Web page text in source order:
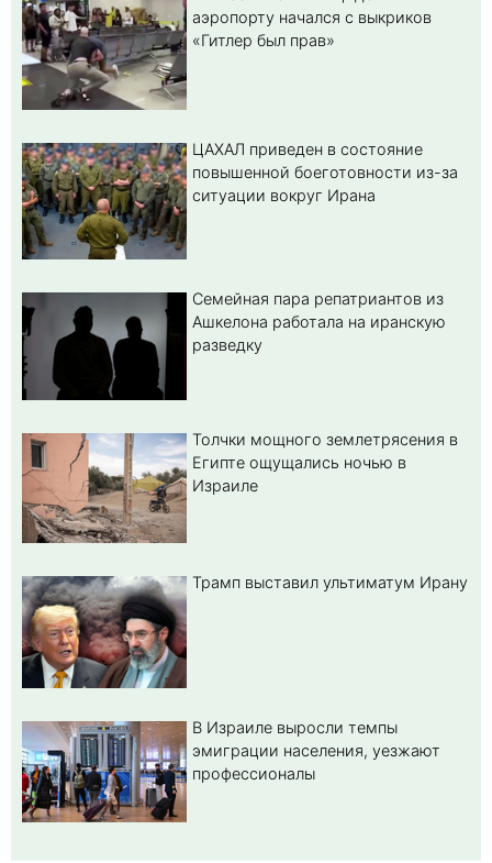
аэропорту начался с выкриков
«Гитлер был прав»
ЦАХАЛ приведен в состояние
повышенной боеготовности из-за
ситуации вокруг Ирана
Семейная пара репатриантов из
Ашкелона работала на иранскую
разведку
Толчки мощного землетрясения в
Египте ощущались ночью в
Израиле
Трамп выставил ультиматум Ирану
В Израиле выросли темпы
эмиграции населения, уезжают
профессионалы